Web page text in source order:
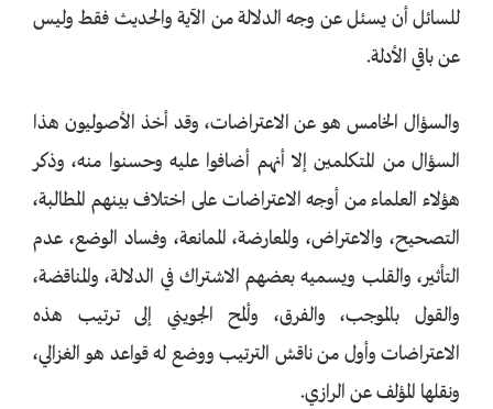
للسائل أن يسئل عن وجه الدلالة من الآية والحديث فقط وليس
عن باقي الأدلة.
والسؤال الخامس هو عن الاعتراضات، وقد أخذ الأصوليون هذا
السؤال من المتكلمين إلا أنهم أضافوا عليه وحسنوا منه، وذكر
هؤلاء العلماء من أوجه الاعتراضات على اختلاف بينهم المطالبة،
التصحيح، والاعتراض، والمعارضة، الممانعة، وفساد الوضع، عدم
التأثير، والقلب ويسميه بعضهم الاشتراك في الدلالة، والمناقضة،
والقول بالموجب، والفرق، وألمح الجويني إلى ترتيب هذه
الاعتراضات وأول من ناقش الترتيب ووضع له قواعد هو الغزالي،
ونقلها المؤلف عن الرازي.